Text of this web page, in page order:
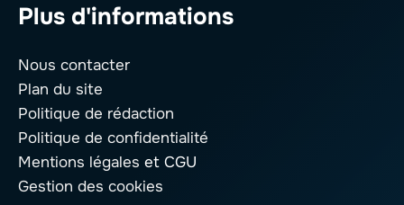
Plus d'informations
Nous contacter
Plan du site
Politique de rédaction
Politique de confidentialité
Mentions légales et CGU
Gestion des cookies